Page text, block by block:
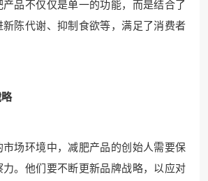
品不仅仅是单一的功能，而是结合了
新陈代谢、抑制食欲等，满足了消费者
场环境中，减肥产品的创始人需要保
。他们要不断更新品牌战略，以应对